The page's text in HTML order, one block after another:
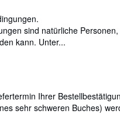
sind natürliche
kann. Unter...
Ihrer
sehr schweren Buches)